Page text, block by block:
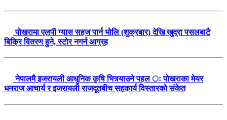
पोखरामा एलपी ग्यास सहज पार्न भोलि (शुक्रबार) देखि खुद्रा पसलबाटै
बिक्रि वितरण हुने, स्टोर नगर्न आग्रह
नेपालमै इजरायली आधुनिक कृषि भित्र्याउने पहल ः पोखराका मेयर
धनराज आचार्य र इजरायली राजदूतबीच सहकार्य विस्तारको संकेत